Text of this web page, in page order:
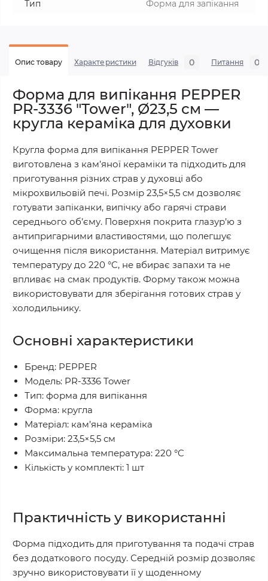
Тип
Форма для запікання
Опис товару Характеристики Відгуків 0 Питання 0
Форма для випікання PEPPER
PR-3336 "Tower", Ø23,5 см —
кругла кераміка для духовки
Кругла форма для випікання PEPPER Tower
виготовлена з кам’яної кераміки та підходить для
приготування різних страв у духовці або
мікрохвильовій печі. Розмір 23,5×5,5 см дозволяє
готувати запіканки, випічку або гарячі страви
середнього об’єму. Поверхня покрита глазур’ю з
антипригарними властивостями, що полегшує
очищення після використання. Матеріал витримує
температуру до 220 °C, не вбирає запахи та не
впливає на смак продуктів. Форму також можна
використовувати для зберігання готових страв у
холодильнику.
Основні характеристики
Бренд: PEPPER
Модель: PR-3336 Tower
Тип: форма для випікання
Форма: кругла
Матеріал: кам’яна кераміка
Розміри: 23,5×5,5 см
Максимальна температура: 220 °C
Кількість у комплекті: 1 шт
Практичність у використанні
Форма підходить для приготування та подачі страв
без додаткового посуду. Середній розмір дозволяє
зручно використовувати її у щоденному